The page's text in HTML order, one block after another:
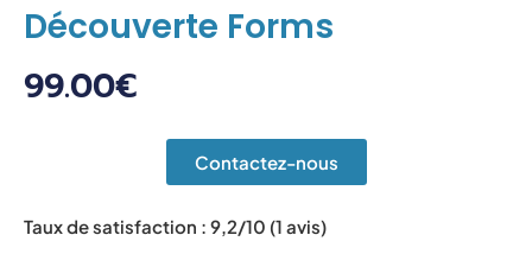
Découverte Forms
99.00€
Contactez-nous
Taux de satisfaction : 9,2/10 (1 avis)